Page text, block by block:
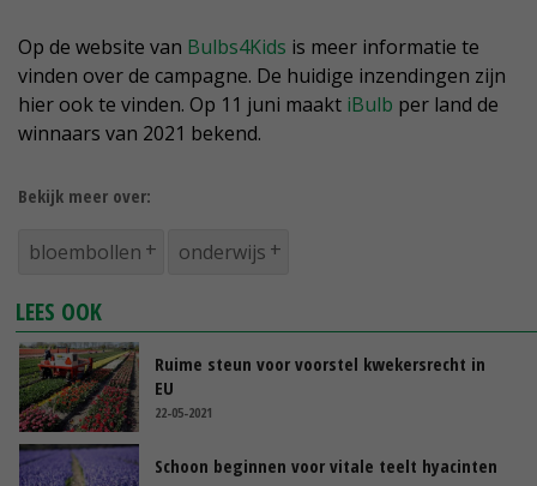
Op de website van Bulbs4Kids is meer informatie te
vinden over de campagne. De huidige inzendingen zijn
hier ook te vinden. Op 11 juni maakt iBulb per land de
winnaars van 2021 bekend.
Bekijk meer over:
bloembollen onderwijs
LEES OOK
Ruime steun voor voorstel kwekersrecht in
EU
22-05-2021
Schoon beginnen voor vitale teelt hyacinten